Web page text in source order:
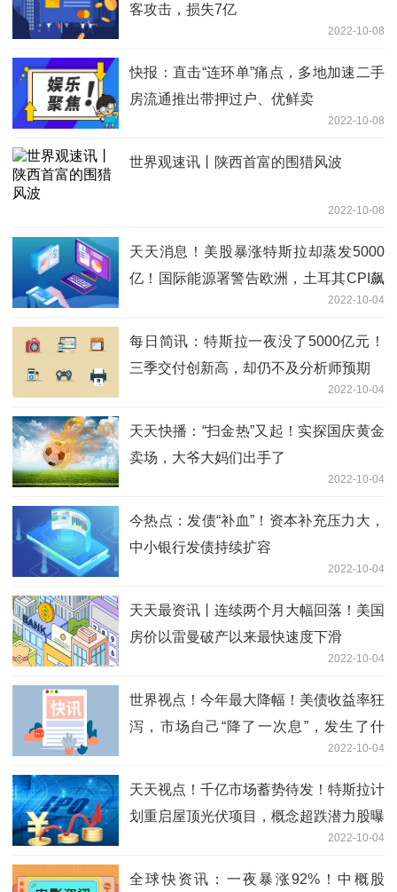
客攻击，损失7亿
2022-10-08
快报：直击“连环单”痛点，多地加速二手
房流通推出带押过户、优鲜卖
2022-10-08
世界观速讯丨陕西首富的围猎风波
2022-10-08
天天消息！美股暴涨特斯拉却蒸发5000
亿！国际能源署警告欧洲，土耳其CPI飙
2022-10-04
每日简讯：特斯拉一夜没了5000亿元！
三季交付创新高，却仍不及分析师预期
2022-10-04
天天快播：“扫金热”又起！实探国庆黄金
卖场，大爷大妈们出手了
2022-10-04
今热点：发债“补血”！资本补充压力大，
中小银行发债持续扩容
2022-10-04
天天最资讯丨连续两个月大幅回落！美国
房价以雷曼破产以来最快速度下滑
2022-10-04
世界视点！今年最大降幅！美债收益率狂
泻，市场自己“降了一次息”，发生了什
2022-10-04
天天视点！千亿市场蓄势待发！特斯拉计
划重启屋顶光伏项目，概念超跌潜力股曝
2022-10-04
全球快资讯：一夜暴涨92%！中概股